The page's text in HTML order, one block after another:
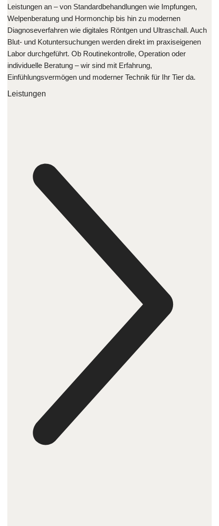
Leistungen an – von Standardbehandlungen wie Impfungen,
Welpenberatung und Hormonchip bis hin zu modernen
Diagnoseverfahren wie digitales Röntgen und Ultraschall. Auch
Blut- und Kotuntersuchungen werden direkt im praxiseigenen
Labor durchgeführt. Ob Routinekontrolle, Operation oder
individuelle Beratung – wir sind mit Erfahrung,
Einfühlungsvermögen und moderner Technik für Ihr Tier da.
Leistungen